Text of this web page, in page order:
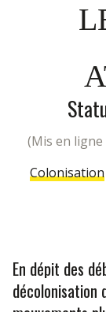
(mis en
Colonisation
En dépit des
décolonisation